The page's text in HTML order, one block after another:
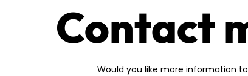
Contact
Would you like more information